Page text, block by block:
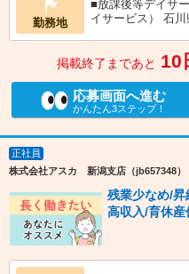
勤務地
■放課後等デイサ
イサービス） 石
掲載終了まであと 10
応募画面へ進む
かんたん3ステップ！
正社員
株式会社アスカ 新潟支店（jb657348）
残業少なめ/
高収入/育休